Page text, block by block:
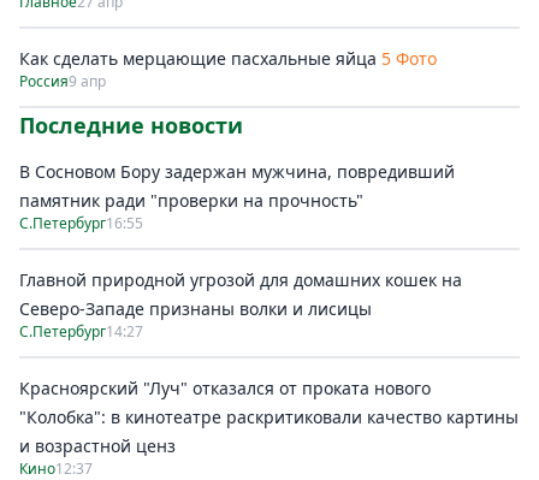
Как сделать мерцающие пасхальные яйца 5 Фото
Россия9 апр
Последние новости
В Сосновом Бору задержан мужчина, повредивший
памятник ради "проверки на прочность"
С.Петербург16:55
Главной природной угрозой для домашних кошек на
Северо-Западе признаны волки и лисицы
С.Петербург14:27
Красноярский "Луч" отказался от проката нового
"Колобка": в кинотеатре раскритиковали качество картины
и возрастной ценз
Кино12:37